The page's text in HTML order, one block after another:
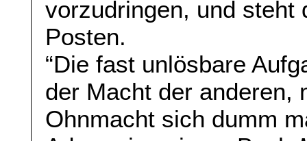
vorzudringen, und steht
Posten.
“Die fast unlösbare
der Macht der anderen,
Ohnmacht sich dumm